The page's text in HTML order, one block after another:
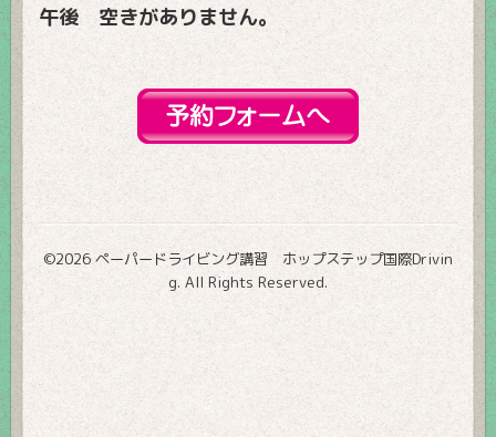
午後 空きがありません。
©2026 ペーパードライビング講習 ホップステップ国際Drivin
g. All Rights Reserved.